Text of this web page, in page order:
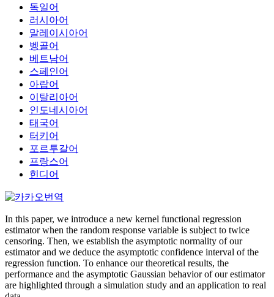
독일어
러시아어
말레이시아어
벵골어
베트남어
스페인어
아랍어
이탈리아어
인도네시아어
태국어
터키어
포르투갈어
프랑스어
힌디어
In this paper, we introduce a new kernel functional regression
estimator when the random response variable is subject to twice
censoring. Then, we establish the asymptotic normality of our
estimator and we deduce the asymptotic confidence interval of the
regression function. To enhance our theoretical results, the
performance and the asymptotic Gaussian behavior of our estimator
are highlighted through a simulation study and an application to real